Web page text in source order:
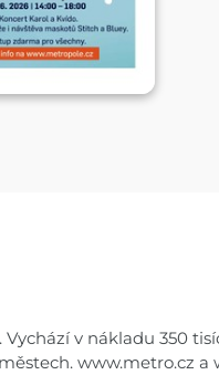
v nákladu 350
www.metro.cz